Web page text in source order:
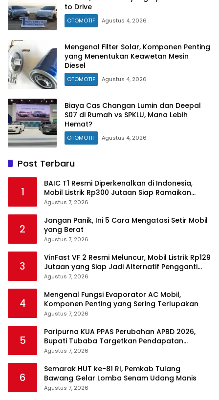
to Drive
OTOMOTIF Agustus 4, 2026
Mengenal Filter Solar, Komponen Penting
yang Menentukan Keawetan Mesin
Diesel
OTOMOTIF Agustus 4, 2026
Biaya Cas Changan Lumin dan Deepal
S07 di Rumah vs SPKLU, Mana Lebih
Hemat?
OTOMOTIF Agustus 4, 2026
Post Terbaru
1
BAIC T1 Resmi Diperkenalkan di Indonesia,
Mobil Listrik Rp300 Jutaan Siap Ramaikan
Pasar EV
Agustus 7, 2026
2
Jangan Panik, Ini 5 Cara Mengatasi Setir Mobil
yang Berat
Agustus 7, 2026
3
VinFast VF 2 Resmi Meluncur, Mobil Listrik Rp129
Jutaan yang Siap Jadi Alternatif Pengganti
Motor
Agustus 7, 2026
4
Mengenal Fungsi Evaporator AC Mobil,
Komponen Penting yang Sering Terlupakan
Agustus 7, 2026
5
Paripurna KUA PPAS Perubahan APBD 2026,
Bupati Tubaba Targetkan Pendapatan
Daerah Rp820,3 Miliar
Agustus 7, 2026
6
Semarak HUT ke-81 RI, Pemkab Tulang
Bawang Gelar Lomba Senam Udang Manis
Agustus 7, 2026